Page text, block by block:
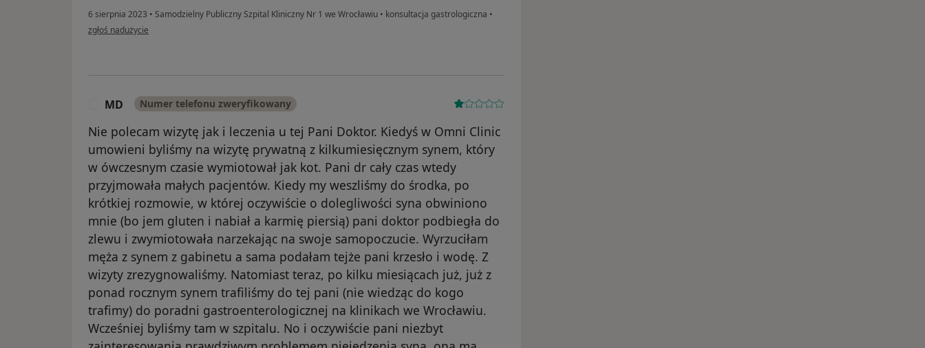
6 sierpnia 2023 • Samodzielny Publiczny Szpital Kliniczny Nr 1 we Wrocławiu • konsultacja gastrologiczna •
w opinii użytkownika MD cd
zgłoś nadużycie
MD Numer telefonu zweryfikowany
Nie polecam wizytę jak i leczenia u tej Pani Doktor. Kiedyś w Omni Clinic
umowieni byliśmy na wizytę prywatną z kilkumiesięcznym synem, który
w ówczesnym czasie wymiotował jak kot. Pani dr cały czas wtedy
przyjmowała małych pacjentów. Kiedy my weszliśmy do środka, po
krótkiej rozmowie, w której oczywiście o dolegliwości syna obwiniono
mnie (bo jem gluten i nabiał a karmię piersią) pani doktor podbiegła do
zlewu i zwymiotowała narzekając na swoje samopoczucie. Wyrzuciłam
męża z synem z gabinetu a sama podałam tejże pani krzesło i wodę. Z
wizyty zrezygnowaliśmy. Natomiast teraz, po kilku miesiącach już, już z
ponad rocznym synem trafiliśmy do tej pani (nie wiedząc do kogo
trafimy) do poradni gastroenterologicznej na klinikach we Wrocławiu.
Wcześniej byliśmy tam w szpitalu. No i oczywiście pani niezbyt